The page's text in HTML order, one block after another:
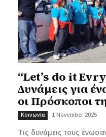
“Let’s do it
Δυνάμεις για
οι Πρόσκοποι
Κοινωνία 1 November 2025
Τις δυνάμεις τους